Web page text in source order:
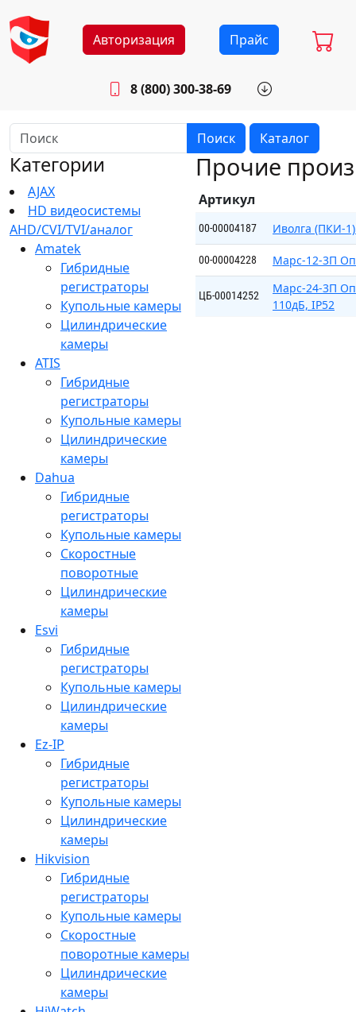
Авторизация Прайс
8 (800) 300-38-69
Будни: 8.30 - 17.00
Поиск Каталог
Категории
AJAX
HD видеосистемы
AHD/CVI/TVI/аналог
Amatek
Гибридные
регистраторы
Купольные камеры
Цилиндрические
камеры
ATIS
Гибридные
регистраторы
Купольные камеры
Цилиндрические
камеры
Dahua
Гибридные
регистраторы
Купольные камеры
Скоростные
поворотные
Цилиндрические
камеры
Esvi
Гибридные
регистраторы
Купольные камеры
Цилиндрические
камеры
Ez-IP
Гибридные
регистраторы
Купольные камеры
Цилиндрические
камеры
Hikvision
Гибридные
регистраторы
Купольные камеры
Скоростные
поворотные камеры
Цилиндрические
камеры
Прочие
Артикул
00-00004187 Иволга (ПКИ-
00-00004228 Марс-12-3П
ЦБ-00014252
Марс-24-3П
110дБ, IP52